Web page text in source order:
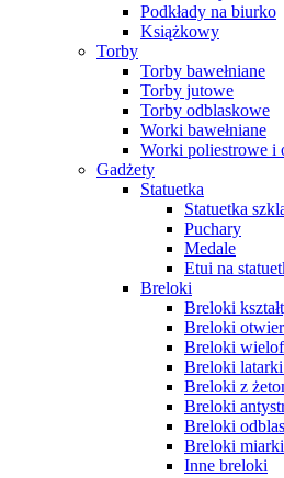
Podkłady na biurko
Książkowy
Torby
Torby bawełniane
Torby jutowe
Torby odblaskowe
Worki bawełniane
Worki poliestrowe i
Gadżety
Statuetka
Statuetka
Puchary
Medale
Etui na
Breloki
Breloki
Breloki
Breloki
Breloki
Breloki z
Breloki
Breloki
Breloki miarki
Inne breloki